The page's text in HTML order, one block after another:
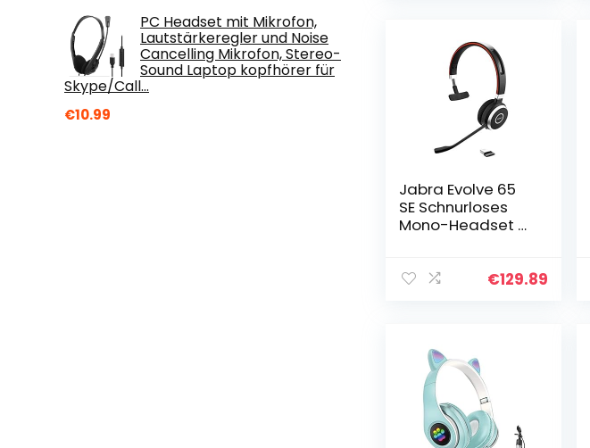
PC Headset mit Mikrofon,
Lautstärkeregler und Noise
Cancelling Mikrofon, Stereo-
Sound Laptop kopfhörer für
Skype/Call…
€10.99
Jabra Evolve 65
SE Schnurloses
Mono-Headset –
Mikrofon mit
Akku…
€129.89